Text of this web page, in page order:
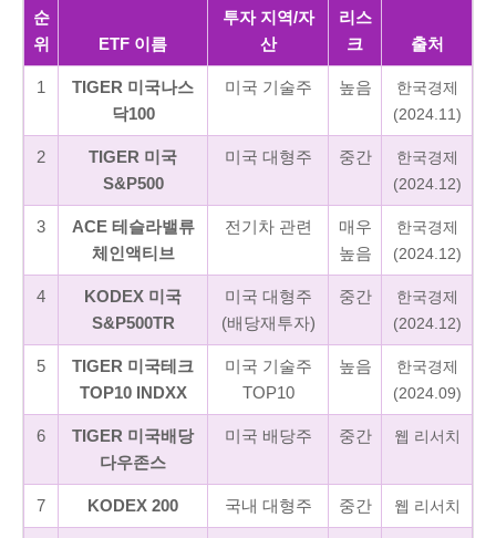
순
위
ETF 이름
투자 지역/자
산
리스
크
출처
1
TIGER 미국나스
닥100
미국 기술주 높음
한국경제
(2024.11)
2
TIGER 미국
S&P500
미국 대형주 중간
한국경제
(2024.12)
3
ACE 테슬라밸류
체인액티브
전기차 관련
매우
높음
한국경제
(2024.12)
4
KODEX 미국
S&P500TR
미국 대형주
(배당재투자)
중간
한국경제
(2024.12)
5
TIGER 미국테크
TOP10 INDXX
미국 기술주
TOP10
높음
한국경제
(2024.09)
6
TIGER 미국배당
다우존스
미국 배당주 중간 웹 리서치
7 KODEX 200 국내 대형주 중간 웹 리서치